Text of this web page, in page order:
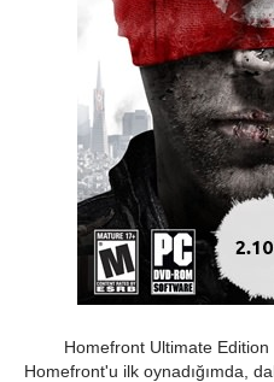
Homefront Ultimate
Homefront'u ilk oynadığımda,